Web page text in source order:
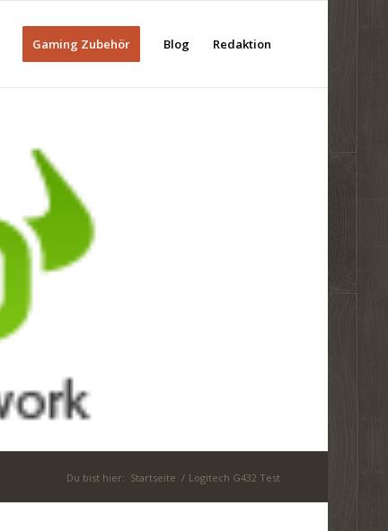
Gaming Zubehör Blog Redaktion
Du bist hier: Startseite / Logitech G432 Test